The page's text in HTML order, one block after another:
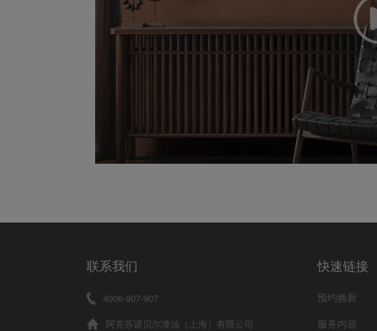
联系我们
4006-907-907
阿克苏诺贝尔漆油（上海）有限公司
快速链接
预约焕新
服务内容